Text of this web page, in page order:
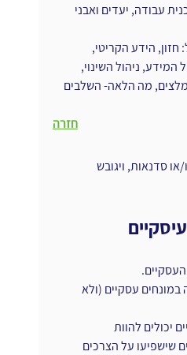
עבודה, יעדים ואבני
הידע הקריטי,
המידע, ניהול השינוי,
מה הלאה- השלבים
חזרה
או סדנאות, ויגובש
עסקיים (ולא
יכולים להוות
שישפיעו על הצרכים